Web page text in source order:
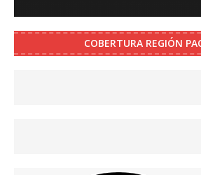
COBERTURA REGIÓN